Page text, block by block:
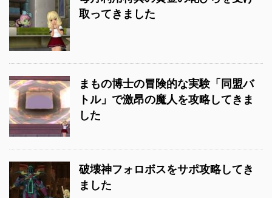
取ってきました
まもの博士の冒険的な実験「同盟バ
トル」で激昂の魔人を攻略してきま
した
破壊神フォロボスをサポ攻略してき
ました